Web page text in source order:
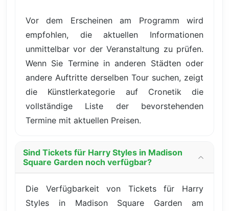
Vor dem Erscheinen am Programm wird
empfohlen, die aktuellen Informationen
unmittelbar vor der Veranstaltung zu prüfen.
Wenn Sie Termine in anderen Städten oder
andere Auftritte derselben Tour suchen, zeigt
die Künstlerkategorie auf Cronetik die
vollständige Liste der bevorstehenden
Termine mit aktuellen Preisen.
Sind Tickets für Harry Styles in Madison
Square Garden noch verfügbar?
Die Verfügbarkeit von Tickets für Harry
Styles in Madison Square Garden am